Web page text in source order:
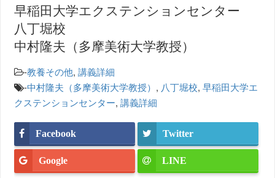
早稲田大学エクステンションセンター
八丁堀校
中村隆夫（多摩美術大学教授）
-教養その他,講義詳細
-中村隆夫（多摩美術大学教授） , 八丁堀校,早稲田大学エ
クステンションセンター,講義詳細
Facebook Twitter
Google LINE